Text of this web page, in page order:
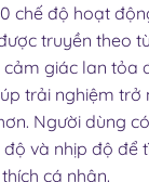
chế độ hoạt
truyền theo
cảm giác lan tỏa
trải nghiệm trở
Người dùng
và nhịp độ để
cá nhân.